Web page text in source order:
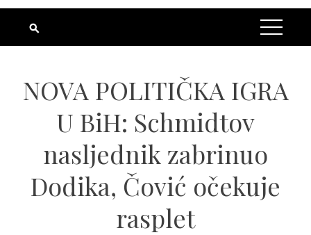
NOVA POLITIČKA IGRA
U BiH: Schmidtov
nasljednik zabrinuo
Dodika, Čović očekuje
rasplet